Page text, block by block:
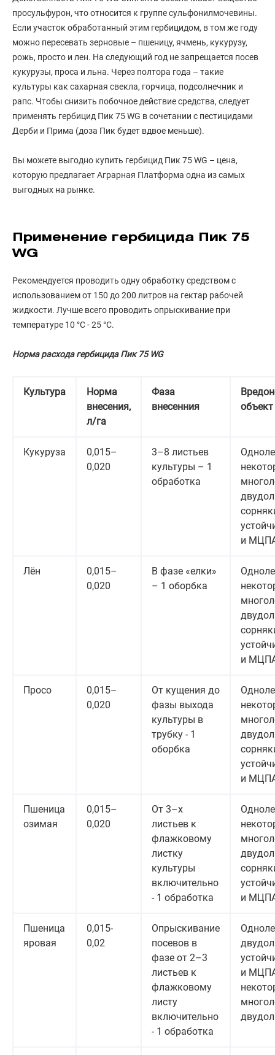
просульфурон, что относится к группе сульфонилмочевины.
Если участок обработанный этим гербицидом, в том же году
можно пересевать зерновые – пшеницу, ячмень, кукурузу,
рожь, просто и лен. На следующий год не запрещается посев
кукурузы, проса и льна. Через полтора года – такие
культуры как сахарная свекла, горчица, подсолнечник и
рапс. Чтобы снизить побочное действие средства, следует
применять гербицид Пик 75 WG в сочетании с пестицидами
Дерби и Прима (доза Пик будет вдвое меньше).
Вы можете выгодно купить гербицид Пик 75 WG – цена,
которую предлагает Аграрная Платформа одна из самых
выгодных на рынке.
Применение гербицида Пик 75
WG
Рекомендуется проводить одну обработку средством с
использованием от 150 до 200 литров на гектар рабочей
жидкости. Лучше всего проводить опрыскивание при
температуре 10 °С - 25 °С.
Норма расхода гербицида Пик 75 WG
Культура
Норма
внесения,
л/га
Фаза
внесенния
объект
Кукуруза
0,015–
0,020
3–8 листьев
культуры – 1
обработка
и
Лён
0,015–
0,020
В фазе «елки»
– 1 оборбка
и
Просо
0,015–
0,020
От кущения до
фазы выхода
культуры в
трубку - 1
оборбка
и
Пшеница
озимая
0,015–
0,020
От 3–х
листьев к
флажковому
листку
культуры
включительно
- 1 обработка
и
Пшеница
яровая
0,015-
0,02
Опрыскивание
посевов в
фазе от 2–3
листьев к
флажковому
листу
включительно
- 1 обработка
и